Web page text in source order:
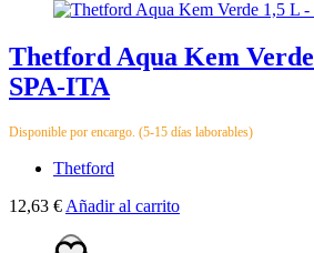
Thetford Aqua Kem
SPA-ITA
Disponible por encargo. (5-15 días laborables)
Thetford
12,63 € Añadir al carrito